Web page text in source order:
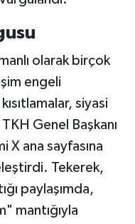
olarak birçok
engeli
siyasi
Genel Başkanı
X ana sayfasına
Tekerek,
paylaşımda,
mantığıyla